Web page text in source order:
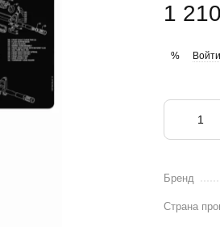
1
% Войти
Бренд
Страна